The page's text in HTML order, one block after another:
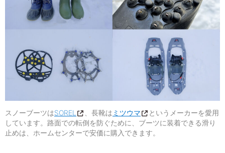
スノーブーツはSOREL 、長靴は ミツウマ
というメーカーを愛用
しています。路面での転倒を防ぐために、ブーツに装着できる滑り
止めは、ホームセンターで安価に購入できます。